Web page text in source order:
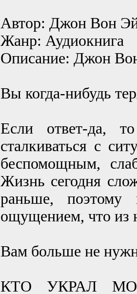
Автор: Джон Вон
Жанр: Аудиокнига
Описание: Джон
Вы когда-нибудь
Если ответ-да,
сталкиваться с
беспомощным,
Жизнь сегодня
раньше, поэтому
ощущением, что из
Вам больше не
КТО УКРАЛ МОЮ